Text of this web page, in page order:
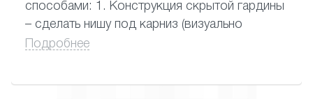
способами: 1. Конструкция скрытой гардины
– сделать нишу под карниз (визуально
смотрится очень красиво, когда из-под
Подробнее